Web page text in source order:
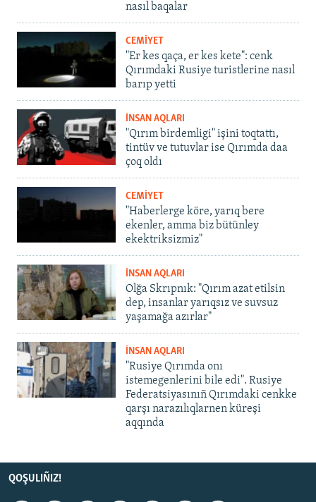
nasıl baqalar
CEMİYET
"Er kes qaça, er kes kete": cenk
Qırımdaki Rusiye turistlerine nasıl
barıp yetti
İNSAN AQLARI
"Qırım birdemligi" işini toqtattı,
tintüv ve tutuvlar ise Qırımda daa
çoq oldı
CEMİYET
"Haberlerge köre, yarıq bere
ekenler, amma biz bütünley
ekektriksizmiz"
İNSAN AQLARI
Olğa Skrıpnık: "Qırım azat etilsin
dep, insanlar yarıqsız ve suvsuz
yaşamağa azırlar"
İNSAN AQLARI
"Rusiye Qırımda onı
istemegenlerini bile edi". Rusiye
Federatsiyasınıñ Qırımdaki cenkke
qarşı narazılıqlarnen küreşi
aqqında
QOŞULIÑIZ!